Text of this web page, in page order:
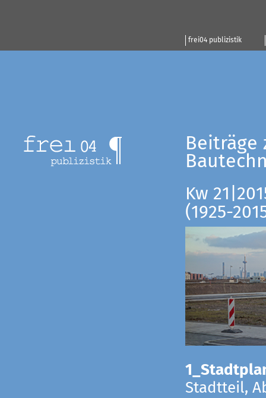
frei04 publizistik
Beiträge
Kw
(1925-
Stadtteil,